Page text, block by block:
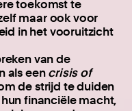
toekomst te
maar ook voor
in het vooruitzicht
van de
als eencrisis of
de strijd te duiden
financiële macht,